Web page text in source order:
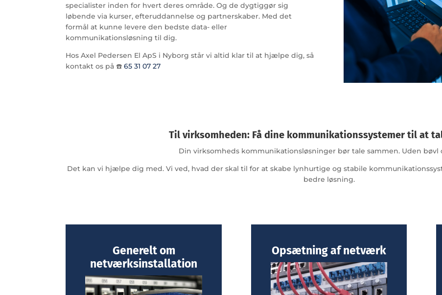
specialister inden for hvert deres område. Og de dygtiggør sig
løbende via kurser, efteruddannelse og partnerskaber. Med det
formål at kunne levere den bedste data- eller
kommunikationsløsning til dig.
Hos Axel Pedersen El ApS i Nyborg står vi altid klar til at hjælpe dig, så
kontakt os på ☎️65 31 07 27
Til virksomheden: Få dine kommunikationssystemer til at
Din virksomheds kommunikationsløsninger bør tale sammen. Uden bøvl
Det kan vi hjælpe dig med. Vi ved, hvad der skal til for at skabe lynhurtige og stabile
bedre løsning.
Generelt om
netværksinstallation
Opsætning af netværk